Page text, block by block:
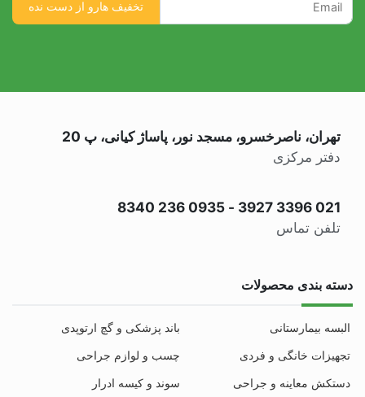
تهران، ناصرخسرو، مسجد نور، پاساژ کیانی، پ 20
دفتر مرکزی
021 3396 3927
-
0935 236 8340
تلفن تماس
دسته بندی محصولات
البسه بیمارستانی
باند پزشکی و گچ ارتوپدی
تجهیزات خانگی و فردی
چسب و لوازم جراحی
دستکش معاینه و جراحی
سوند و کیسه ادرار